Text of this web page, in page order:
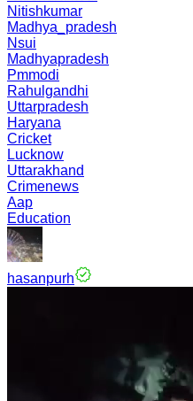
Nitishkumar
Madhya_pradesh
Nsui
Madhyapradesh
Pmmodi
Rahulgandhi
Uttarpradesh
Haryana
Cricket
Lucknow
Uttarakhand
Crimenews
Aap
Education
hasanpurh